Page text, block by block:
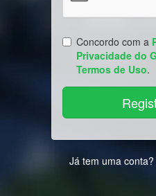
Concordo com a
Privacidade do
Termos de Uso.
Já tem uma conta?